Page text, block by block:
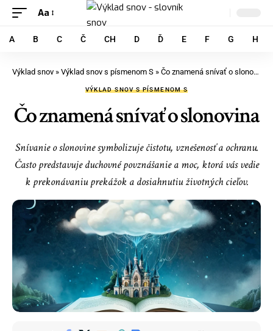
Aa
A B C Č CH D Ď E F G H
Výklad snov » Výklad snov s písmenom S » Čo znamená snívať o slonovina
VÝKLAD SNOV S PÍSMENOM S
Čo znamená snívať o slonovina
Snívanie o slonovine symbolizuje čistotu, vznešenosť a ochranu.
Často predstavuje duchovné povznášanie a moc, ktorá vás vedie
k prekonávaniu prekážok a dosiahnutiu životných cieľov.